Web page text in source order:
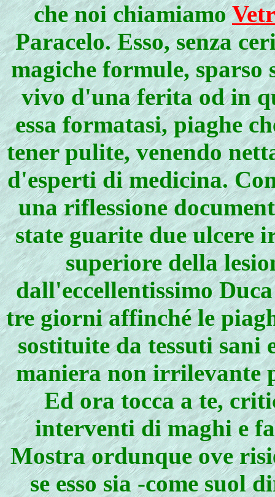
che noi chiamiamo
Paracelo. Esso, senza
magiche formule,
vivo d'una ferita od in
essa formatasi, piaghe
tener pulite, venendo
d'esperti di medicina.
una riflessione
state guarite due ulcere
superiore della
dall'eccellentissimo
tre giorni affinché le
sostituite da tessuti sani
maniera non irrilevante
Ed ora tocca a te,
interventi di maghi e
Mostra ordunque ove
se esso sia -come suol